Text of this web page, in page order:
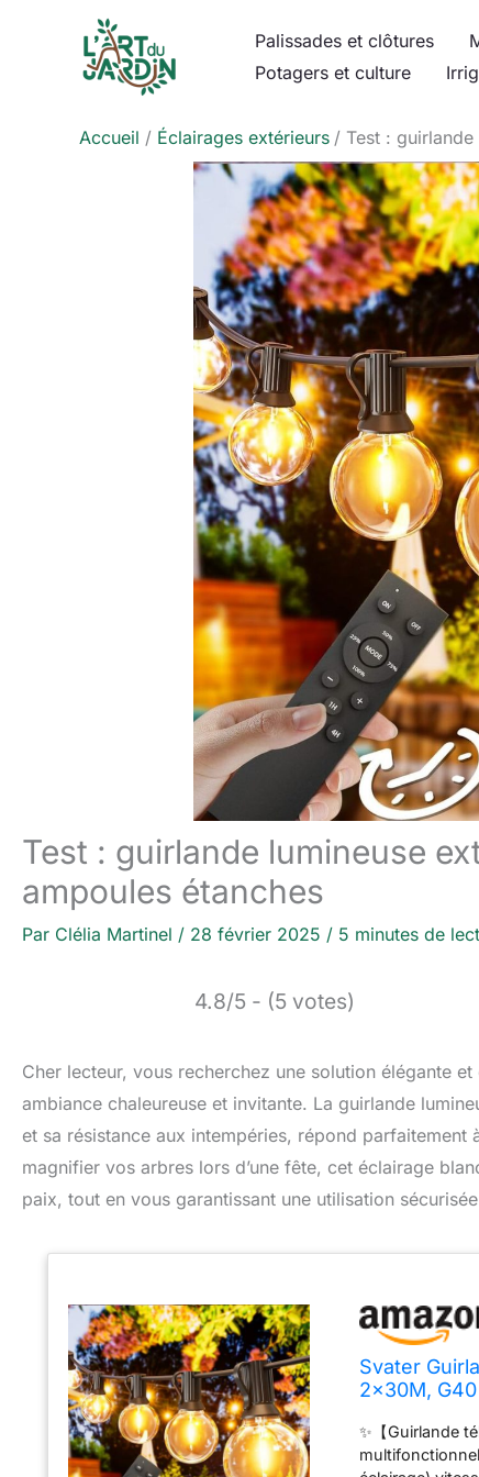
Palissades et clôtures
Potagers et culture
Accueil Éclairages extérieurs Test :
Test : guirlande lumineuse
ampoules étanches
Par Clélia Martinel / 28 février 2025 / 5 minutes de
4.8/5 - (5 votes)
Cher lecteur, vous recherchez une solution élégante
ambiance chaleureuse et invitante. La guirlande
et sa résistance aux intempéries, répond
magnifier vos arbres lors d’une fête, cet éclairage
paix, tout en vous garantissant une utilisation
Svater
2x30M,
pour Jardin,
✨【Guirlande